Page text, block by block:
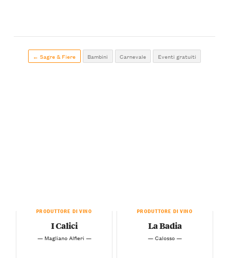
← Sagre & Fiere Bambini Carnevale Eventi gratuiti
PRODUTTORE DI VINO
I Calici
— Magliano Alfieri —
PRODUTTORE DI VINO
La Badia
— Calosso —